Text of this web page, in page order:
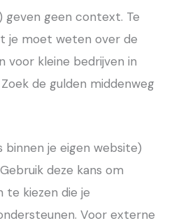
geven geen context. Te
je moet weten over de
voor kleine bedrijven in
de gulden middenweg
binnen je eigen website)
deze kans om
kiezen die je
Voor externe